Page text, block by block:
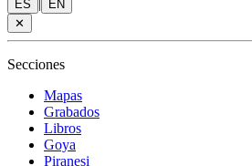
ES |
EN
✕
Secciones
Mapas
Grabados
Libros
Goya
Piranesi